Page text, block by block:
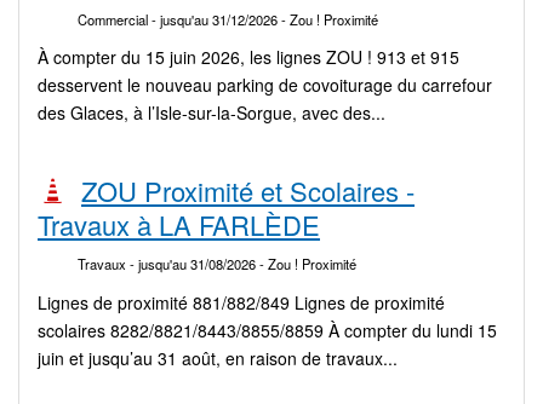
Commercial- jusqu'au 31/12/2026- Zou ! Proximité
À compter du 15 juin 2026, les lignes ZOU ! 913 et 915
desservent le nouveau parking de covoiturage du carrefour
des Glaces, à l’Isle-sur-la-Sorgue, avec des...
ZOU Proximité et Scolaires -
Travaux à LA FARLÈDE
Travaux - jusqu'au 31/08/2026- Zou ! Proximité
Lignes de proximité 881/882/849 Lignes de proximité
scolaires 8282/8821/8443/8855/8859 À compter du lundi 15
juin et jusqu’au 31 août, en raison de travaux...